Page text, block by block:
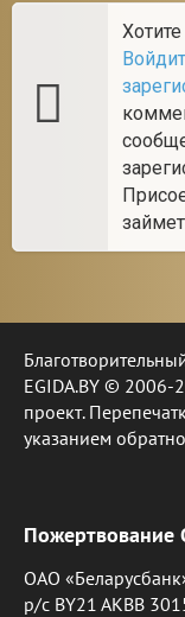
EGIDA.BY © 2006-
проект.
указанием
ОАО
р/с BY21 AKBB